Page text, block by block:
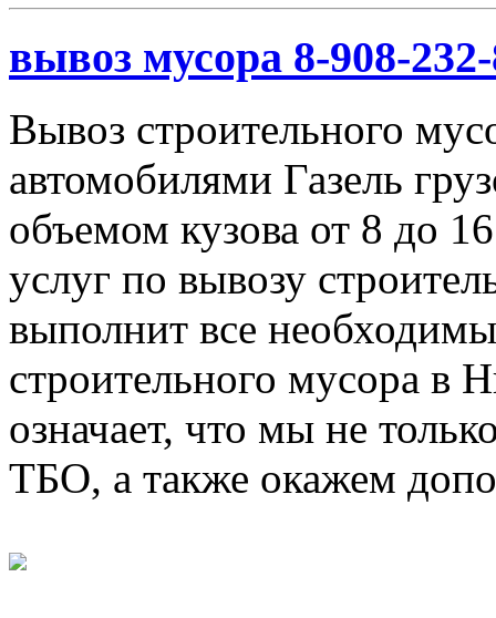
вывоз мусора 8-908-
Вывоз строительного
автомобилями Газель
объемом кузова от 8 до
услуг по вывозу
выполнит все
строительного мусора в
означает, что мы не
ТБО, а также окажем